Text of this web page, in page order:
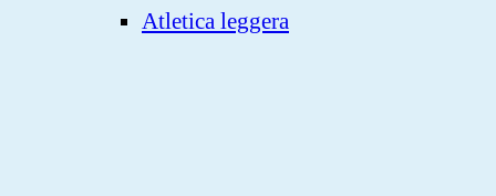
Atletica leggera